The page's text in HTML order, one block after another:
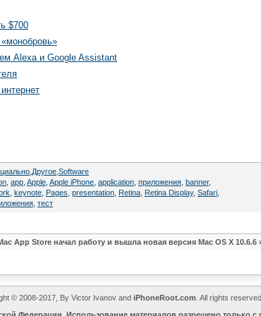
$700
Alexa и Google Assistant
Другое Software
app Apple Apple iPhone application приложения banner,
keynote Pages presentation Retina Retina Display, Safari
тест
App Store начал работу и вышла новая версия Mac OS X 10.6.6
© 2008-2017, By Victor Ivanov and iPhoneRoot.com . All rights